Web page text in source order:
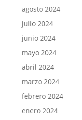
agosto 2024
julio 2024
junio 2024
mayo 2024
abril 2024
marzo 2024
febrero 2024
enero 2024